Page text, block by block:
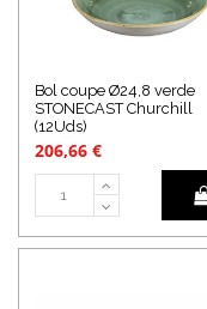
Bol coupe Ø24,8 verde
STONECAST Churchill
(12Uds)
206,66 €